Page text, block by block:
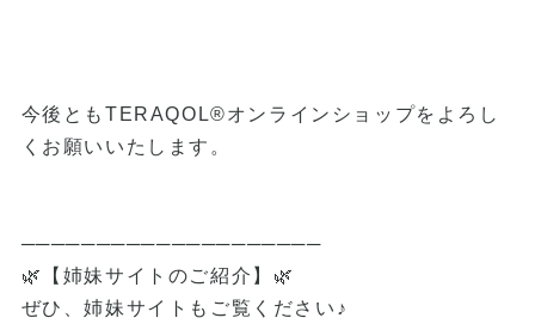
今後ともTERAQOL®オンラインショップをよろし
くお願いいたします。
────────────────────
🌿【姉妹サイトのご紹介】🌿
ぜひ、姉妹サイトもご覧ください♪